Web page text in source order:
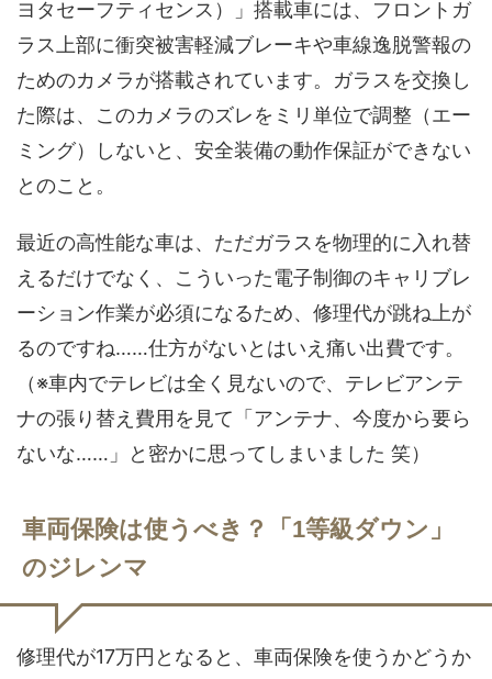
ヨタセーフティセンス）」搭載車には、フロントガ
ラス上部に衝突被害軽減ブレーキや車線逸脱警報の
ためのカメラが搭載されています。ガラスを交換し
た際は、このカメラのズレをミリ単位で調整（エー
ミング）しないと、安全装備の動作保証ができない
とのこと。
最近の高性能な車は、ただガラスを物理的に入れ替
えるだけでなく、こういった電子制御のキャリブレ
ーション作業が必須になるため、修理代が跳ね上が
るのですね……仕方がないとはいえ痛い出費です。
（※車内でテレビは全く見ないので、テレビアンテ
ナの張り替え費用を見て「アンテナ、今度から要ら
ないな……」と密かに思ってしまいました 笑）
車両保険は使うべき？「1等級ダウン」
のジレンマ
修理代が17万円となると、車両保険を使うかどうか